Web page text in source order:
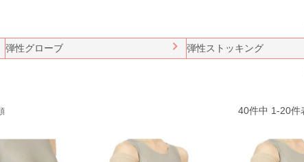
弾性グローブ 弾性ストッキング
40件中 1-20件